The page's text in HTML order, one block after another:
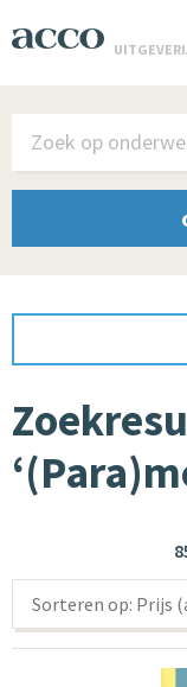
Sorteren op: Prijs